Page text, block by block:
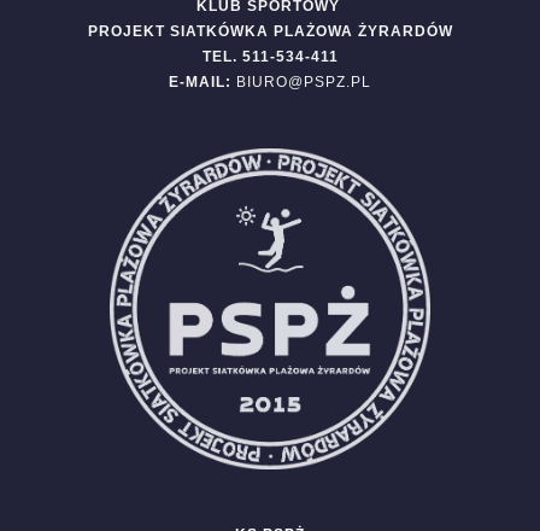
KLUB SPORTOWY
PROJEKT SIATKÓWKA PLAŻOWA ŻYRARDÓW
TEL. 511-534-411
E-MAIL: BIURO@PSPZ.PL